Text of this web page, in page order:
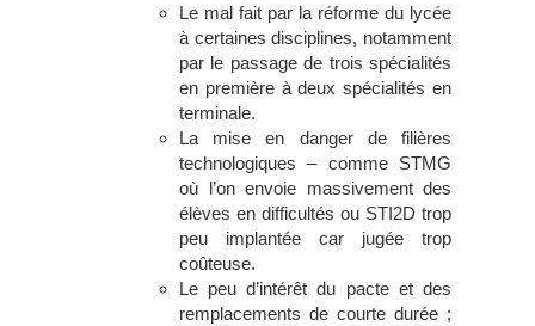
Le mal fait par la réforme du lycée
à certaines disciplines, notamment
par le passage de trois spécialités
en première à deux spécialités en
terminale.
La mise en danger de filières
technologiques – comme STMG
où l’on envoie massivement des
élèves en difficultés ou STI2D trop
peu implantée car jugée trop
coûteuse.
Le peu d’intérêt du pacte et des
remplacements de courte durée ;